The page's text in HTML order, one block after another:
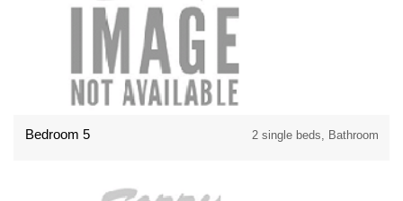
Bedroom 5 2 single beds, Bathroom